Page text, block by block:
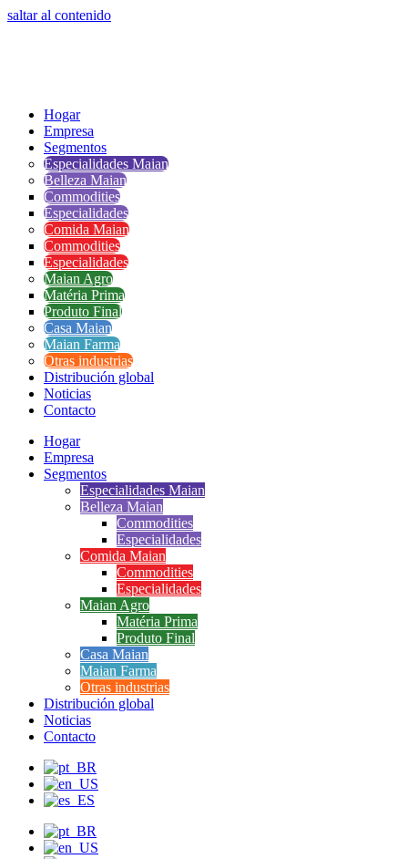
saltar al contenido
Hogar
Empresa
Segmentos
Especialidades Maian
Belleza Maian
Commodities
Especialidades
Comida Maian
Commodities
Especialidades
Maian Agro
Matéria Prima
Produto Final
Casa Maian
Maian Farma
Otras industrias
Distribución global
Noticias
Contacto
Hogar
Empresa
Segmentos
Especialidades Maian
Belleza Maian
Commodities
Especialidades
Comida Maian
Commodities
Especialidades
Maian Agro
Matéria Prima
Produto Final
Casa Maian
Maian Farma
Otras industrias
Distribución global
Noticias
Contacto